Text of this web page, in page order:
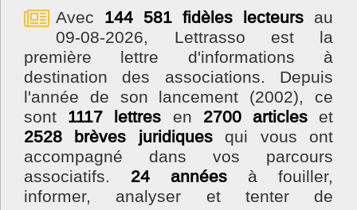
Avec 144 581 fidèles lecteurs au
09-08-2026, Lettrasso est la
première lettre d'informations à
destination des associations. Depuis
l'année de son lancement (2002), ce
sont 1117 lettres en 2700 articleset
2528 brèves juridiquesqui vous ont
accompagné dans vos parcours
associatifs. 24 années à fouiller,
informer, analyser et tenter de